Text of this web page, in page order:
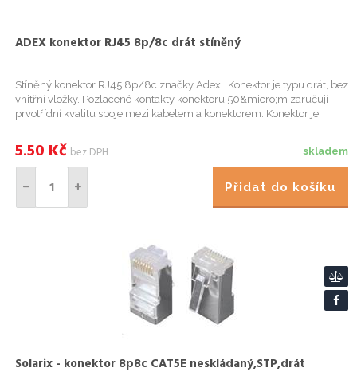
ADEX konektor RJ45 8p/8c drát stíněný
Stíněný konektor RJ45 8p/8c značky Adex . Konektor je typu drát, bez
vnitřní vložky. Pozlacené kontakty konektoru 50&micro;m zaručují
prvotřídní kvalitu spoje mezi kabelem a konektorem. Konektor je
skladem
5.50 Kč bez DPH
Přidat do košíku
Solarix - konektor 8p8c CAT5E neskládaný,STP,drát